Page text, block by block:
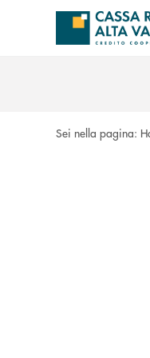
Salta al contenuto
Sei nella pagina: